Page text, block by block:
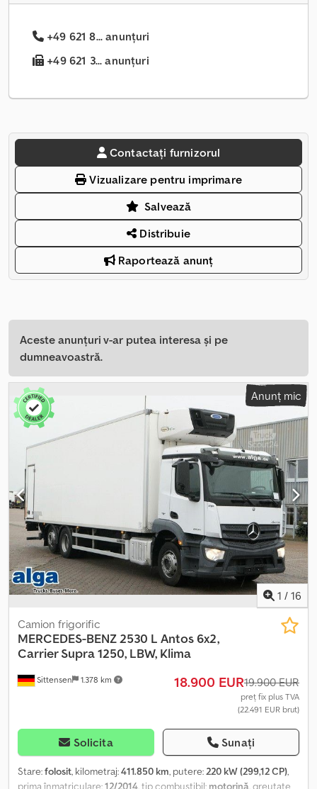
+49 621 8... anunțuri
+49 621 3... anunțuri
Contactați furnizorul
Vizualizare pentru imprimare
Salvează
Distribuie
Raportează anunț
Aceste anunțuri v-ar putea interesa și pe
dumneavoastră.
Anunț mic
1 / 16
Sittensen 1.378 km
Camion frigorific
MERCEDES-BENZ2530 L Antos 6x2,
Carrier Supra 1250, LBW, Klima
18.900 EUR19.900 EUR
preț fix plus TVA
(22.491 EUR brut)
Solicita Sunați
Stare:folosit, kilometraj:411.850 km, putere: 220 kW (299,12 CP),
prima înmatriculare:12/2014 , tip combustibil: motorină , greutate